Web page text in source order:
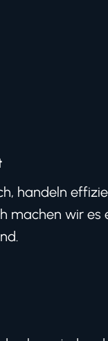
handeln
machen wir es